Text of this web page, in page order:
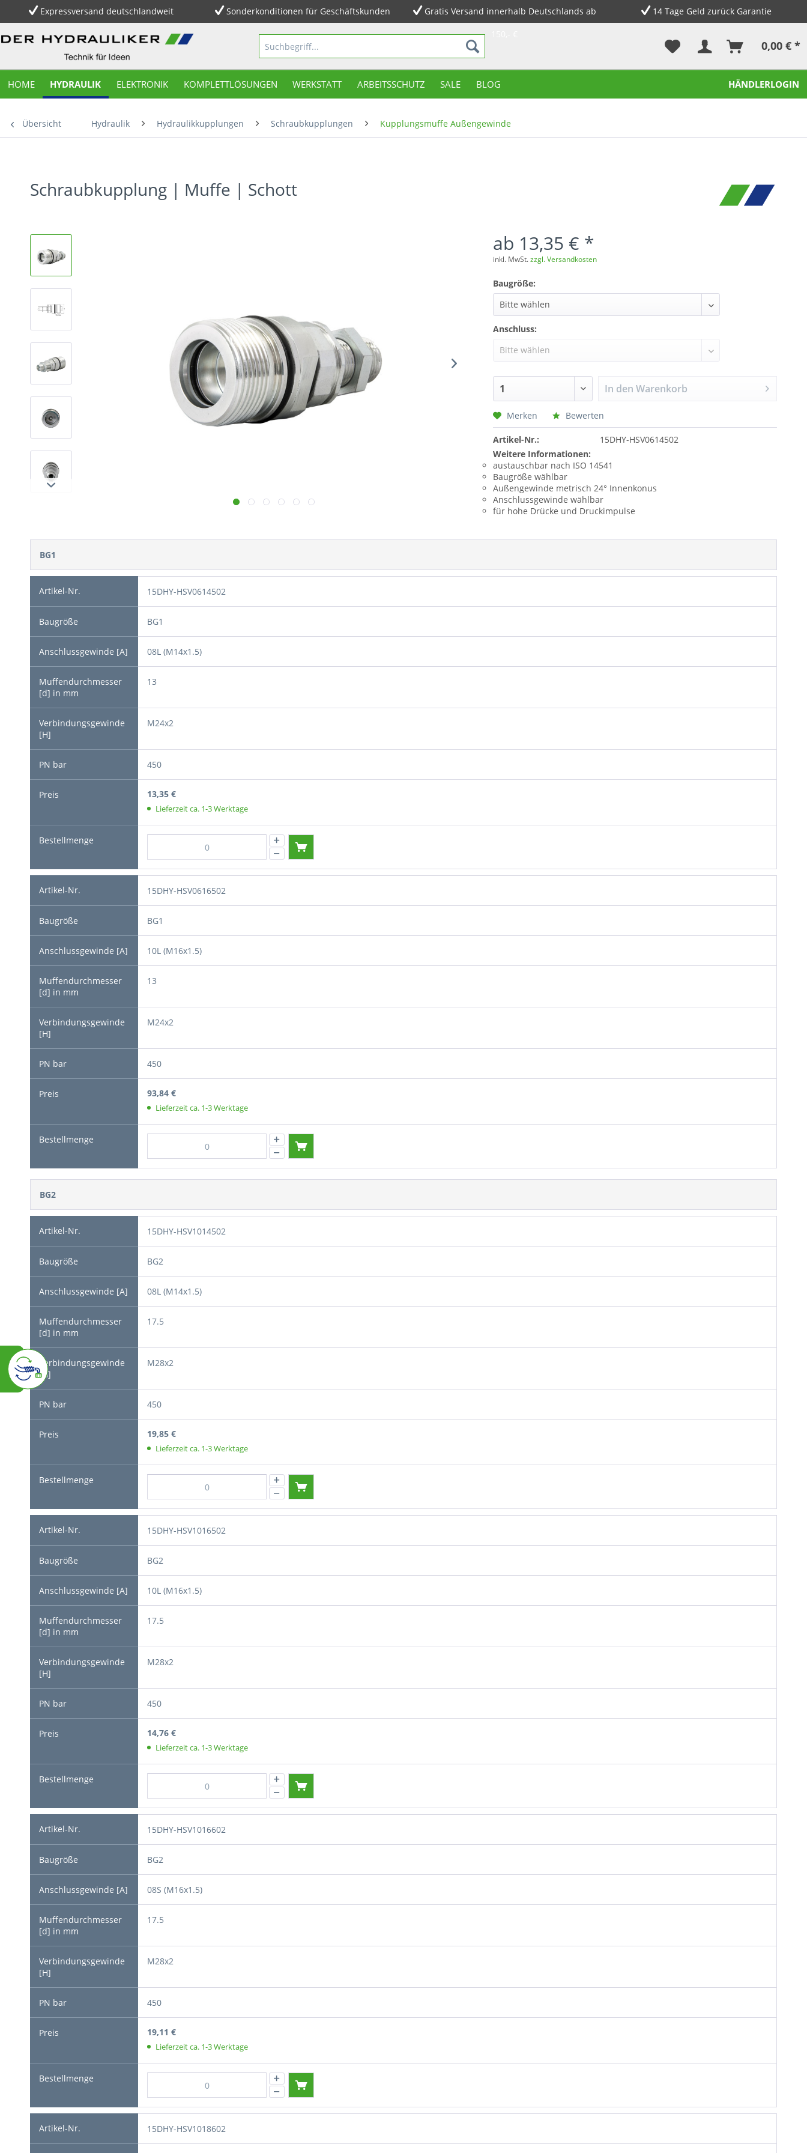
Expressversand deutschlandweit Sonderkonditionen für Geschäftskunden
Gratis Versand innerhalb Deutschlands ab
14 Tage Geld zurück Garantie
0,00 € *
HOME HYDRAULIK ELEKTRONIK KOMPLETTLÖSUNGEN WERKSTATT ARBEITSSCHUTZ SALE BLOG HÄNDLERLOGIN
Übersicht Hydraulik Hydraulikkupplungen Schraubkupplungen Kupplungsmuffe Außengewinde
Schraubkupplung | Muffe | Schott
ab 13,35 € *
inkl. MwSt.zzgl. Versandkosten
Baugröße:
Anschluss:
In den Warenkorb
Merken Bewerten
Artikel-Nr.:
15DHY-HSV0614502
Weitere Informationen:
austauschbar nach ISO 14541
Baugröße wählbar
Außengewinde metrisch 24° Innenkonus
Anschlussgewinde wählbar
für hohe Drücke und Druckimpulse
BG1
15DHY-HSV0614502
BG1
08L (M14x1.5)
13
M24x2
450
13,35 €
Lieferzeit ca. 1-3 Werktage
15DHY-HSV0616502
BG1
10L (M16x1.5)
13
M24x2
450
93,84 €
Lieferzeit ca. 1-3 Werktage
BG2
15DHY-HSV1014502
BG2
08L (M14x1.5)
17.5
M28x2
450
19,85 €
Lieferzeit ca. 1-3 Werktage
15DHY-HSV1016502
BG2
10L (M16x1.5)
17.5
M28x2
450
14,76 €
Lieferzeit ca. 1-3 Werktage
15DHY-HSV1016602
BG2
08S (M16x1.5)
17.5
M28x2
450
19,11 €
Lieferzeit ca. 1-3 Werktage
15DHY-HSV1018602